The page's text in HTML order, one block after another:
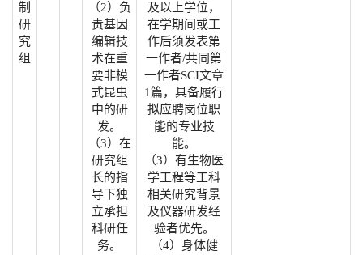
制
研
究
组
（2）负
责基因
编辑技
术在重
要非模
式昆虫
中的研
发。
（3）在
研究组
长的指
导下独
立承担
科研任
务。
及以上学位，
在学期间或工
作后须发表第
一作者/共同第
一作者SCI文章
1篇，具备履行
拟应聘岗位职
能的专业技
能。
（3）有生物医
学工程等工科
相关研究背景
及仪器研发经
验者优先。
（4）身体健